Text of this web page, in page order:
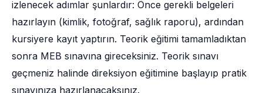
izlenecek adımlar şunlardır: Önce gerekli belgeleri
hazırlayın (kimlik, fotoğraf, sağlık raporu), ardından
kursiyere kayıt yaptırın. Teorik eğitimi tamamladıktan
sonra MEB sınavına gireceksiniz. Teorik sınavı
geçmeniz halinde direksiyon eğitimine başlayıp pratik
sınavınıza hazırlanacaksınız.